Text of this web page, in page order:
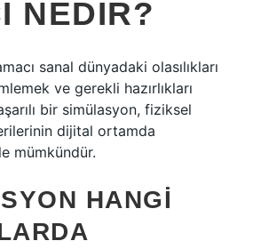
NEDIR?
sanal dünyadaki olasılıkları
ve gerekli hazırlıkları
bir simülasyon, fiziksel
dijital ortamda
mümkündür.
HANGI